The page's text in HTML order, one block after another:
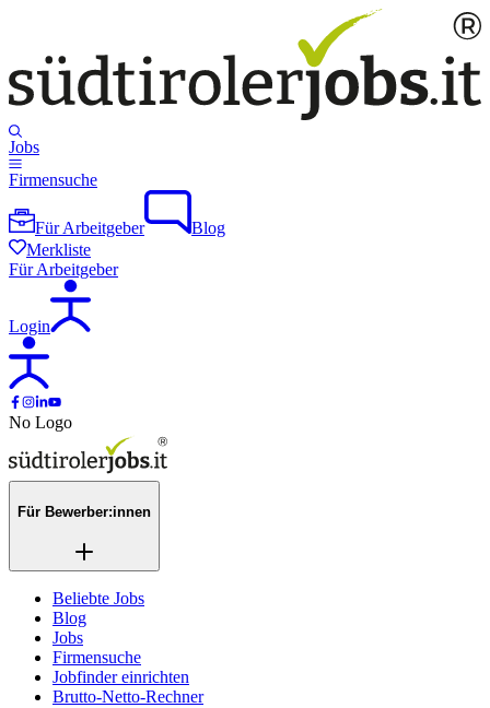
Jobs
Firmensuche
Für Arbeitgeber
Blog
Merkliste
Für Arbeitgeber
Login
No Logo
Für Bewerber:innen
Beliebte Jobs
Blog
Jobs
Firmensuche
Jobfinder einrichten
Brutto-Netto-Rechner